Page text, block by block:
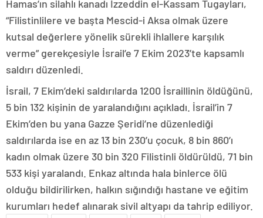
Hamas’ın silahlı kanadı İzzeddin el-Kassam Tugayları,
“Filistinlilere ve başta Mescid-i Aksa olmak üzere
kutsal değerlere yönelik sürekli ihlallere karşılık
verme” gerekçesiyle İsrail’e 7 Ekim 2023’te kapsamlı
saldırı düzenledi.
İsrail, 7 Ekim’deki saldırılarda 1200 İsraillinin öldüğünü,
5 bin 132 kişinin de yaralandığını açıkladı. İsrail’in 7
Ekim’den bu yana Gazze Şeridi’ne düzenlediği
saldırılarda ise en az 13 bin 230’u çocuk, 8 bin 860’ı
kadın olmak üzere 30 bin 320 Filistinli öldürüldü, 71 bin
533 kişi yaralandı. Enkaz altında hala binlerce ölü
olduğu bildirilirken, halkın sığındığı hastane ve eğitim
kurumları hedef alınarak sivil altyapı da tahrip ediliyor.